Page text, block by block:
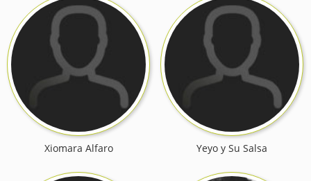
Xiomara Alfaro Yeyo y Su Salsa